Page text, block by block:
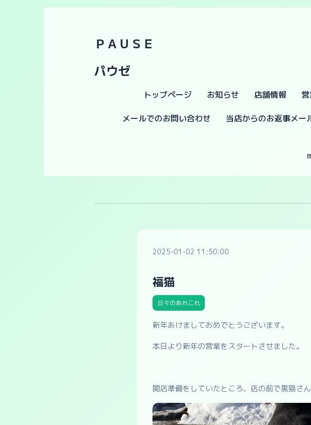
ＰＡＵＳＥ
パウゼ
トップページ お知らせ 店舗情報
メールでのお問い合わせ 当店からのお返事メー
2025-01-02 11:50:00
福猫
日々のあれこれ
新年あけましておめでとうございます。
本日より新年の営業をスタートさせました。
開店準備をしていたところ、店の前で黒猫さん